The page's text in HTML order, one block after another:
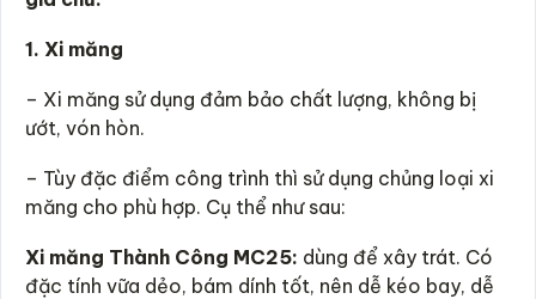
1. Xi măng
– Xi măng sử dụng đảm bảo chất lượng, không bị
ướt, vón hòn.
– Tùy đặc điểm công trình thì sử dụng chủng loại xi
măng cho phù hợp. Cụ thể như sau:
Xi măng Thành Công MC25: dùng để xây trát. Có
đặc tính vữa dẻo, bám dính tốt, nên dễ kéo bay, dễ